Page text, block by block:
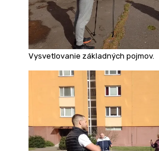
Vysvetlovanie základných pojmov.